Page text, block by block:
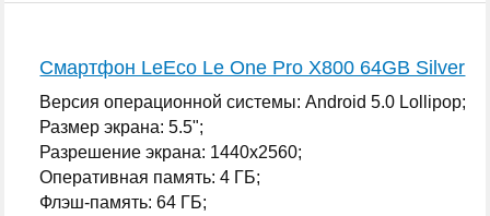
Смартфон LeEco Le One Pro X800 64GB Silver
Версия операционной системы: Android 5.0 Lollipop;
Размер экрана: 5.5";
Разрешение экрана: 1440x2560;
Оперативная память: 4 ГБ;
Флэш-память: 64 ГБ;